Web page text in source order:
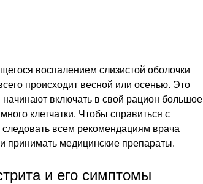
воспалением слизистой оболочки
происходит весной или осенью. Это
включать в свой рацион большое
клетчатки. Чтобы справиться с
всем рекомендациям врача
принимать медицинские препараты.
и его симптомы